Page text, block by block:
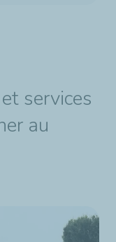
services
au